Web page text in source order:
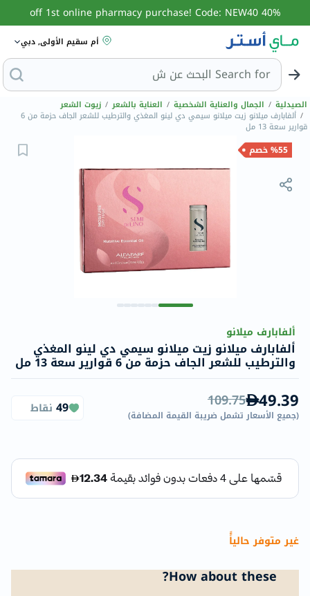
40% off 1st online pharmacy purchase! Code: NEW40
أم سقيم الأولى, دبي
Search for البحث عن
الصيدلية / الجمال والعناية الشخصية / العناية بالشعر / زيوت الشعر
/ ألفابارف ميلانو زيت ميلانو سيمي دي لينو المغذي والترطيب للشعر الجاف حزمة من 6
قوارير سعة 13 مل
%55 خصم
ألفابارف ميلانو
ألفابارف ميلانو زيت ميلانو سيمي دي لينو المغذي
والترطيب للشعر الجاف حزمة من 6 قوارير سعة 13 مل
49.39
109.75
(جميع الأسعار تشمل ضريبة القيمة المضافة)
49 نقاط
غير متوفر حالياًً
How about these?